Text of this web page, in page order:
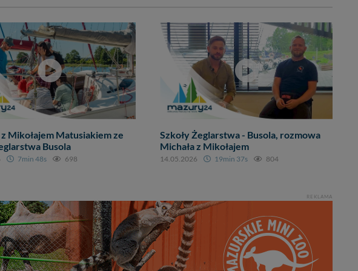
Mikołajem Matusiakiem ze
Busola
7min 48s 698
Szkoły Żeglarstwa - Busola, rozmowa
Michała z Mikołajem
14.05.2026 19min 37s 804
REKLAMA